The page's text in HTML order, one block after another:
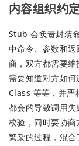
内容组织约
Stub 会负责封装
中命令、参数和
商，双方都需要
需要知道对方如
Class 等等，并严
都会的导致调用
校验，同时要协
繁杂的过程，混合